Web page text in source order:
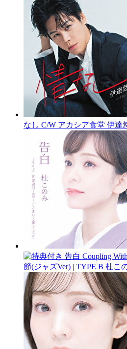
なし C/W アカシア食堂 伊達
告白 Coupling
節(ジャズVer) | TYPE B 杜こ